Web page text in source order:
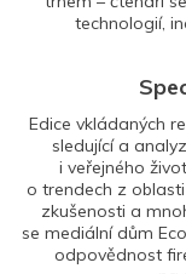
technologií,
Edice vkládaných
sledující a
i veřejného
o trendech z
zkušenosti a
se mediální dům
odpovědnost